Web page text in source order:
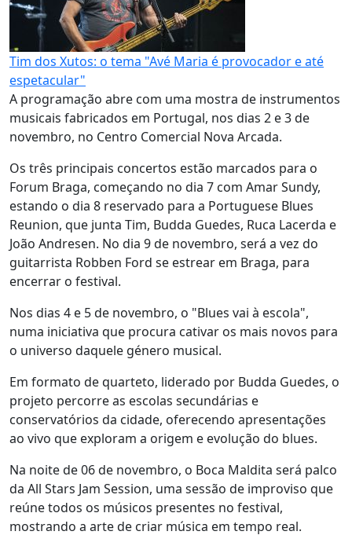
Tim dos Xutos: o tema "Avé Maria é provocador e até
espetacular"
A programação abre com uma mostra de instrumentos
musicais fabricados em Portugal, nos dias 2 e 3 de
novembro, no Centro Comercial Nova Arcada.
Os três principais concertos estão marcados para o
Forum Braga, começando no dia 7 com Amar Sundy,
estando o dia 8 reservado para a Portuguese Blues
Reunion, que junta Tim, Budda Guedes, Ruca Lacerda e
João Andresen. No dia 9 de novembro, será a vez do
guitarrista Robben Ford se estrear em Braga, para
encerrar o festival.
Nos dias 4 e 5 de novembro, o "Blues vai à escola",
numa iniciativa que procura cativar os mais novos para
o universo daquele género musical.
Em formato de quarteto, liderado por Budda Guedes, o
projeto percorre as escolas secundárias e
conservatórios da cidade, oferecendo apresentações
ao vivo que exploram a origem e evolução do blues.
Na noite de 06 de novembro, o Boca Maldita será palco
da All Stars Jam Session, uma sessão de improviso que
reúne todos os músicos presentes no festival,
mostrando a arte de criar música em tempo real.